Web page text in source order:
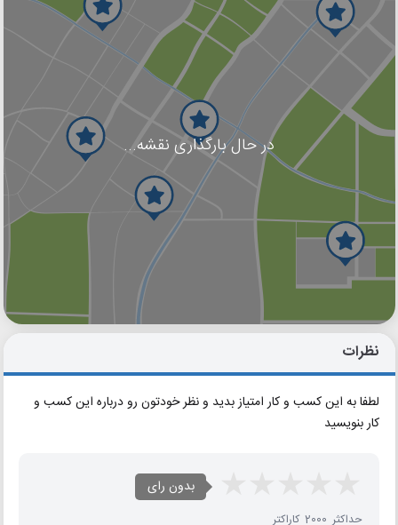
در حال بارگذاری نقشه...
گوگل
نظرات
لطفا به این کسب و کار امتیاز بدید و نظر خودتون رو درباره این کسب و
کار بنویسید
بدون رای
حداکثر 2000 کاراکتر